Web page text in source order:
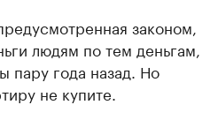
законом,
людям по тем деньгам,
пару года назад. Но
не купите.